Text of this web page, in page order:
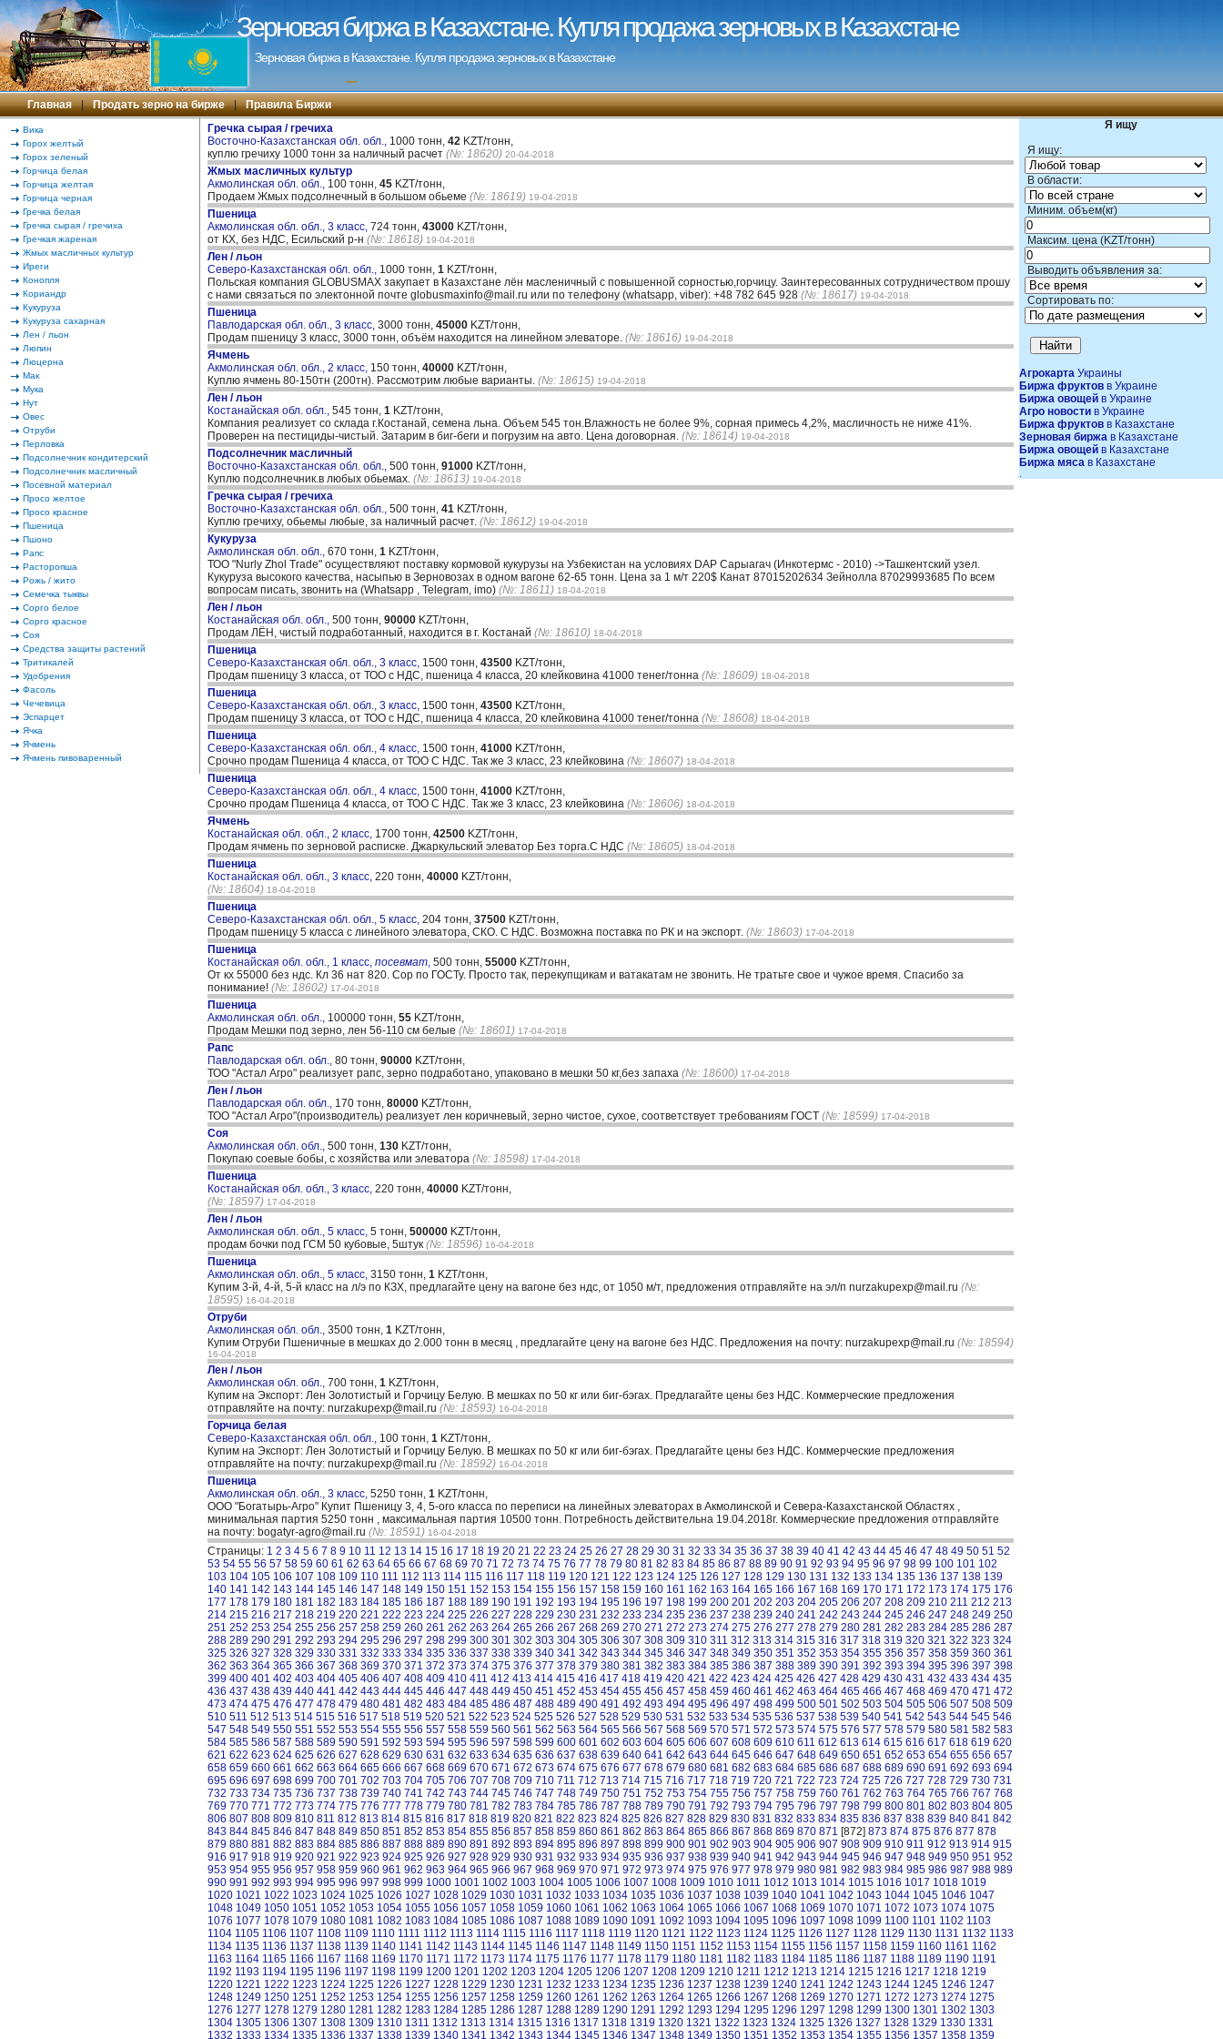
Зерновая биржа в Казахстане. Купля продажа зерновых в Казахстане
Зерновая биржа в Казахстане. Купля продажа зерновых в Казахстане
---
Главная | Продать зерно на бирже | Правила Биржи
Вика
Горох желтый
Горох зеленый
Горчица белая
Горчица желтая
Горчица черная
Гречка белая
Гречка сырая / гречиха
Гречкая жареная
Жмых масличных культур
Иреги
Конопля
Кориандр
Кукуруза
Кукуруза сахарная
Лен / льон
Люпин
Люцерна
Мак
Мука
Нут
Овес
Отруби
Перловка
Подсолнечник кондитерский
Подсолнечник масличный
Посевной материал
Просо желтое
Просо красное
Пшеница
Пшоно
Рапс
Расторопша
Рожь / жито
Семечка тыквы
Сорго белое
Сорго красное
Соя
Средства защиты растений
Тритикалей
Удобрения
Фасоль
Чечевица
Эспарцет
Ячка
Ячмень
Ячмень пивоваренный
Я ищу
Я ищу:
В области:
Миним. объем(кг)
Максим. цена (KZT/тонн)
Выводить объявления за:
Сортировать по:
Агрокарта Украины
Биржа фруктов в Украине
Биржа овощей в Украине
Агро новости в Украине
Биржа фруктов в Казахстане
Зерновая биржа в Казахстане
Биржа овощей в Казахстане
Биржа мяса в Казахстане
Гречка сырая / гречиха
Восточно-Казахстанская обл. обл., 1000 тонн, 42 KZT/тонн,
куплю гречиху 1000 тонн за наличный расчет (№: 18620) 20-04-2018
Жмых масличных культур
Акмолинская обл. обл., 100 тонн, 45 KZT/тонн,
Продаем Жмых подсолнечный в большом обьеме (№: 18619) 19-04-2018
Пшеница
Акмолинская обл. обл., 3 класс, 724 тонн, 43000 KZT/тонн,
от КХ, без НДС, Есильский р-н (№: 18618) 19-04-2018
Лен / льон
Северо-Казахстанская обл. обл., 1000 тонн, 1 KZT/тонн,
Польская компания GLOBUSMAX закупает в Казахстане лён масленичный с повышенной сорностью,горчицу. Заинтересованных сотрудничеством прошу
с нами связаться по электонной почте globusmaxinfo@mail.ru или по телефону (whatsapp, viber): +48 782 645 928 (№: 18617) 19-04-2018
Пшеница
Павлодарская обл. обл., 3 класс, 3000 тонн, 45000 KZT/тонн,
Продам пшеницу 3 класс, 3000 тонн, объём находится на линейном элеваторе. (№: 18616) 19-04-2018
Ячмень
Акмолинская обл. обл., 2 класс, 150 тонн, 40000 KZT/тонн,
Куплю ячмень 80-150тн (200тн). Рассмотрим любые варианты. (№: 18615) 19-04-2018
Лен / льон
Костанайская обл. обл., 545 тонн, 1 KZT/тонн,
Компания реализует со склада г.Костанай, семена льна. Объем 545 тон.Влажность не более 9%, сорная примесь 4,2%, масличность не ниже 41%.
Проверен на пестициды-чистый. Затарим в биг-беги и погрузим на авто. Цена договорная. (№: 18614) 19-04-2018
Подсолнечник масличный
Восточно-Казахстанская обл. обл., 500 тонн, 91000 KZT/тонн,
Куплю подсолнечник.в любых обьемах. (№: 18613) 19-04-2018
Гречка сырая / гречиха
Восточно-Казахстанская обл. обл., 500 тонн, 41 KZT/тонн,
Куплю гречиху, обьемы любые, за наличный расчет. (№: 18612) 19-04-2018
Кукуруза
Акмолинская обл. обл., 670 тонн, 1 KZT/тонн,
ТОО "Nurly Zhol Trade" осуществляют поставку кормовой кукурузы на Узбекистан на условиях DAP Сарыагач (Инкотермс - 2010) ->Ташкентский узел.
Кукуруза высокого качества, насыпью в Зерновозах в одном вагоне 62-65 тонн. Цена за 1 м/т 220$ Канат 87015202634 Зейнолла 87029993685 По всем
вопросам писать, звонить на (Whatsapp , Telegram, imo) (№: 18611) 18-04-2018
Лен / льон
Костанайская обл. обл., 500 тонн, 90000 KZT/тонн,
Продам ЛЁН, чистый подработанный, находится в г. Костанай (№: 18610) 18-04-2018
Пшеница
Северо-Казахстанская обл. обл., 3 класс, 1500 тонн, 43500 KZT/тонн,
Продам пшеницу 3 класса, от ТОО с НДС, пшеница 4 класса, 20 клейковина 41000 тенег/тонна (№: 18609) 18-04-2018
Пшеница
Северо-Казахстанская обл. обл., 3 класс, 1500 тонн, 43500 KZT/тонн,
Продам пшеницу 3 класса, от ТОО с НДС, пшеница 4 класса, 20 клейковина 41000 тенег/тонна (№: 18608) 18-04-2018
Пшеница
Северо-Казахстанская обл. обл., 4 класс, 1500 тонн, 41000 KZT/тонн,
Срочно продам Пшеница 4 класса, от ТОО С НДС. Так же 3 класс, 23 клейковина (№: 18607) 18-04-2018
Пшеница
Северо-Казахстанская обл. обл., 4 класс, 1500 тонн, 41000 KZT/тонн,
Срочно продам Пшеница 4 класса, от ТОО С НДС. Так же 3 класс, 23 клейковина (№: 18606) 18-04-2018
Ячмень
Костанайская обл. обл., 2 класс, 1700 тонн, 42500 KZT/тонн,
Продам ячмень по зерновой расписке. Джаркульский элеватор Без торга.С НДС (№: 18605) 18-04-2018
Пшеница
Костанайская обл. обл., 3 класс, 220 тонн, 40000 KZT/тонн,
(№: 18604) 18-04-2018
Пшеница
Северо-Казахстанская обл. обл., 5 класс, 204 тонн, 37500 KZT/тонн,
Продам пшеницу 5 класса с линейного элеватора, СКО. С НДС. Возможна поставка по РК и на экспорт. (№: 18603) 17-04-2018
Пшеница
Костанайская обл. обл., 1 класс, посевмат, 500 тонн, 55000 KZT/тонн,
От кх 55000 без ндс. Кл 36 нат 820. Сор по ГОСТу. Просто так, перекупщикам и ватакатам не звонить. Не тратьте свое и чужое время. Спасибо за
понимание! (№: 18602) 17-04-2018
Пшеница
Акмолинская обл. обл., 100000 тонн, 55 KZT/тонн,
Продам Мешки под зерно, лен 56-110 см белые (№: 18601) 17-04-2018
Рапс
Павлодарская обл. обл., 80 тонн, 90000 KZT/тонн,
ТОО "Астал Агро" реализует рапс, зерно подработано, упаковано в мешки 50 кг,без запаха (№: 18600) 17-04-2018
Лен / льон
Павлодарская обл. обл., 170 тонн, 80000 KZT/тонн,
ТОО "Астал Агро"(производитель) реализует лен коричневый, зерно чистое, сухое, соответствует требованиям ГОСТ (№: 18599) 17-04-2018
Соя
Акмолинская обл. обл., 500 тонн, 130 KZT/тонн,
Покупаю соевые бобы, с хозяйства или элеватора (№: 18598) 17-04-2018
Пшеница
Костанайская обл. обл., 3 класс, 220 тонн, 40000 KZT/тонн,
(№: 18597) 17-04-2018
Лен / льон
Акмолинская обл. обл., 5 класс, 5 тонн, 500000 KZT/тонн,
продам бочки под ГСМ 50 кубовые, 5штук (№: 18596) 16-04-2018
Пшеница
Акмолинская обл. обл., 5 класс, 3150 тонн, 1 KZT/тонн,
Купим 3-й, 4-й, 5-й класс на л/э по КЗХ, предлагайте цену на вагоне без ндс, от 1050 м/т, предложения отправляйте на эл/п nurzakupexp@mail.ru (№:
18595) 16-04-2018
Отруби
Акмолинская обл. обл., 3500 тонн, 1 KZT/тонн,
Купим Отруби Пшеничные в мешках до 2.000 тонн в месяц , предлагайте цену на вагоне без НДС. Предложения на почту: nurzakupexp@mail.ru (№: 18594)
16-04-2018
Лен / льон
Акмолинская обл. обл., 700 тонн, 1 KZT/тонн,
Купим на Экспорт: Лен Золотистый и Горчицу Белую. В мешках по 50 кг или биг-бэгах. Предлагайте цены без НДС. Коммерческие предложения
отправляйте на почту: nurzakupexp@mail.ru (№: 18593) 16-04-2018
Горчица белая
Северо-Казахстанская обл. обл., 100 тонн, 1 KZT/тонн,
Купим на Экспорт: Лен Золотистый и Горчицу Белую. В мешках по 50 кг или биг-бэгах. Предлагайте цены без НДС. Коммерческие предложения
отправляйте на почту: nurzakupexp@mail.ru (№: 18592) 16-04-2018
Пшеница
Акмолинская обл. обл., 3 класс, 5250 тонн, 1 KZT/тонн,
ООО "Богатырь-Агро" Купит Пшеницу 3, 4, 5-ого класса по переписи на линейных элеваторах в Акмолинской и Севера-Казахстанской Областях ,
минимальная партия 5250 тонн , максимальная партия 10500 тонн. Потребность действительна 19.04.2018г. Коммерческие предложения отправляйте
на почту: bogatyr-agro@mail.ru (№: 18591) 16-04-2018
Страницы: 1 2 3 4 5 6 7 8 9 10 11 12 13 14 15 16 17 18 19 20 21 22 23 24 25 26 27 28 29 30 31 32 33 34 35 36 37 38 39 40 41 42 43 44 45 46 47 48 49 50 51 52
53 54 55 56 57 58 59 60 61 62 63 64 65 66 67 68 69 70 71 72 73 74 75 76 77 78 79 80 81 82 83 84 85 86 87 88 89 90 91 92 93 94 95 96 97 98 99 100 101 102
103 104 105 106 107 108 109 110 111 112 113 114 115 116 117 118 119 120 121 122 123 124 125 126 127 128 129 130 131 132 133 134 135 136 137 138 139
140 141 142 143 144 145 146 147 148 149 150 151 152 153 154 155 156 157 158 159 160 161 162 163 164 165 166 167 168 169 170 171 172 173 174 175 176
177 178 179 180 181 182 183 184 185 186 187 188 189 190 191 192 193 194 195 196 197 198 199 200 201 202 203 204 205 206 207 208 209 210 211 212 213
214 215 216 217 218 219 220 221 222 223 224 225 226 227 228 229 230 231 232 233 234 235 236 237 238 239 240 241 242 243 244 245 246 247 248 249 250
251 252 253 254 255 256 257 258 259 260 261 262 263 264 265 266 267 268 269 270 271 272 273 274 275 276 277 278 279 280 281 282 283 284 285 286 287
288 289 290 291 292 293 294 295 296 297 298 299 300 301 302 303 304 305 306 307 308 309 310 311 312 313 314 315 316 317 318 319 320 321 322 323 324
325 326 327 328 329 330 331 332 333 334 335 336 337 338 339 340 341 342 343 344 345 346 347 348 349 350 351 352 353 354 355 356 357 358 359 360 361
362 363 364 365 366 367 368 369 370 371 372 373 374 375 376 377 378 379 380 381 382 383 384 385 386 387 388 389 390 391 392 393 394 395 396 397 398
399 400 401 402 403 404 405 406 407 408 409 410 411 412 413 414 415 416 417 418 419 420 421 422 423 424 425 426 427 428 429 430 431 432 433 434 435
436 437 438 439 440 441 442 443 444 445 446 447 448 449 450 451 452 453 454 455 456 457 458 459 460 461 462 463 464 465 466 467 468 469 470 471 472
473 474 475 476 477 478 479 480 481 482 483 484 485 486 487 488 489 490 491 492 493 494 495 496 497 498 499 500 501 502 503 504 505 506 507 508 509
510 511 512 513 514 515 516 517 518 519 520 521 522 523 524 525 526 527 528 529 530 531 532 533 534 535 536 537 538 539 540 541 542 543 544 545 546
547 548 549 550 551 552 553 554 555 556 557 558 559 560 561 562 563 564 565 566 567 568 569 570 571 572 573 574 575 576 577 578 579 580 581 582 583
584 585 586 587 588 589 590 591 592 593 594 595 596 597 598 599 600 601 602 603 604 605 606 607 608 609 610 611 612 613 614 615 616 617 618 619 620
621 622 623 624 625 626 627 628 629 630 631 632 633 634 635 636 637 638 639 640 641 642 643 644 645 646 647 648 649 650 651 652 653 654 655 656 657
658 659 660 661 662 663 664 665 666 667 668 669 670 671 672 673 674 675 676 677 678 679 680 681 682 683 684 685 686 687 688 689 690 691 692 693 694
695 696 697 698 699 700 701 702 703 704 705 706 707 708 709 710 711 712 713 714 715 716 717 718 719 720 721 722 723 724 725 726 727 728 729 730 731
732 733 734 735 736 737 738 739 740 741 742 743 744 745 746 747 748 749 750 751 752 753 754 755 756 757 758 759 760 761 762 763 764 765 766 767 768
769 770 771 772 773 774 775 776 777 778 779 780 781 782 783 784 785 786 787 788 789 790 791 792 793 794 795 796 797 798 799 800 801 802 803 804 805
806 807 808 809 810 811 812 813 814 815 816 817 818 819 820 821 822 823 824 825 826 827 828 829 830 831 832 833 834 835 836 837 838 839 840 841 842
843 844 845 846 847 848 849 850 851 852 853 854 855 856 857 858 859 860 861 862 863 864 865 866 867 868 869 870 871 [872] 873 874 875 876 877 878
879 880 881 882 883 884 885 886 887 888 889 890 891 892 893 894 895 896 897 898 899 900 901 902 903 904 905 906 907 908 909 910 911 912 913 914 915
916 917 918 919 920 921 922 923 924 925 926 927 928 929 930 931 932 933 934 935 936 937 938 939 940 941 942 943 944 945 946 947 948 949 950 951 952
953 954 955 956 957 958 959 960 961 962 963 964 965 966 967 968 969 970 971 972 973 974 975 976 977 978 979 980 981 982 983 984 985 986 987 988 989
990 991 992 993 994 995 996 997 998 999 1000 1001 1002 1003 1004 1005 1006 1007 1008 1009 1010 1011 1012 1013 1014 1015 1016 1017 1018 1019
1020 1021 1022 1023 1024 1025 1026 1027 1028 1029 1030 1031 1032 1033 1034 1035 1036 1037 1038 1039 1040 1041 1042 1043 1044 1045 1046 1047
1048 1049 1050 1051 1052 1053 1054 1055 1056 1057 1058 1059 1060 1061 1062 1063 1064 1065 1066 1067 1068 1069 1070 1071 1072 1073 1074 1075
1076 1077 1078 1079 1080 1081 1082 1083 1084 1085 1086 1087 1088 1089 1090 1091 1092 1093 1094 1095 1096 1097 1098 1099 1100 1101 1102 1103
1104 1105 1106 1107 1108 1109 1110 1111 1112 1113 1114 1115 1116 1117 1118 1119 1120 1121 1122 1123 1124 1125 1126 1127 1128 1129 1130 1131 1132 1133
1134 1135 1136 1137 1138 1139 1140 1141 1142 1143 1144 1145 1146 1147 1148 1149 1150 1151 1152 1153 1154 1155 1156 1157 1158 1159 1160 1161 1162
1163 1164 1165 1166 1167 1168 1169 1170 1171 1172 1173 1174 1175 1176 1177 1178 1179 1180 1181 1182 1183 1184 1185 1186 1187 1188 1189 1190 1191
1192 1193 1194 1195 1196 1197 1198 1199 1200 1201 1202 1203 1204 1205 1206 1207 1208 1209 1210 1211 1212 1213 1214 1215 1216 1217 1218 1219
1220 1221 1222 1223 1224 1225 1226 1227 1228 1229 1230 1231 1232 1233 1234 1235 1236 1237 1238 1239 1240 1241 1242 1243 1244 1245 1246 1247
1248 1249 1250 1251 1252 1253 1254 1255 1256 1257 1258 1259 1260 1261 1262 1263 1264 1265 1266 1267 1268 1269 1270 1271 1272 1273 1274 1275
1276 1277 1278 1279 1280 1281 1282 1283 1284 1285 1286 1287 1288 1289 1290 1291 1292 1293 1294 1295 1296 1297 1298 1299 1300 1301 1302 1303
1304 1305 1306 1307 1308 1309 1310 1311 1312 1313 1314 1315 1316 1317 1318 1319 1320 1321 1322 1323 1324 1325 1326 1327 1328 1329 1330 1331
1332 1333 1334 1335 1336 1337 1338 1339 1340 1341 1342 1343 1344 1345 1346 1347 1348 1349 1350 1351 1352 1353 1354 1355 1356 1357 1358 1359